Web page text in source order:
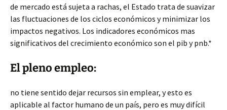
de mercado está sujeta a rachas, el Estado trata de suavizar
las fluctuaciones de los ciclos económicos y minimizar los
impactos negativos. Los indicadores económicos mas
significativos del crecimiento económico son el pib y pnb.*
El pleno empleo:
no tiene sentido dejar recursos sin emplear, y esto es
aplicable al factor humano de un país, pero es muy difícil